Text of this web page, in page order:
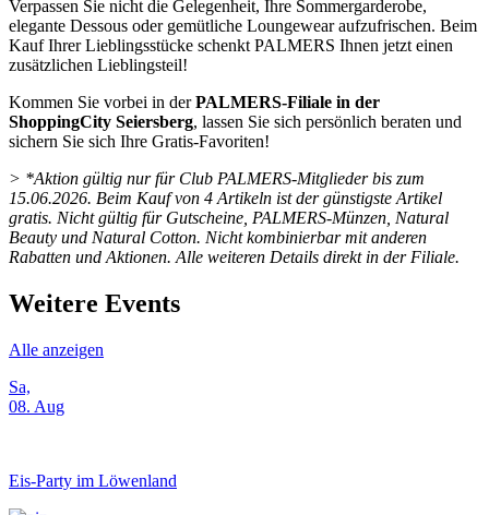
Verpassen Sie nicht die Gelegenheit, Ihre Sommergarderobe,
elegante Dessous oder gemütliche Loungewear aufzufrischen. Beim
Kauf Ihrer Lieblingsstücke schenkt PALMERS Ihnen jetzt einen
zusätzlichen Lieblingsteil!
Kommen Sie vorbei in derPALMERS-Filiale in der
ShoppingCity Seiersberg, lassen Sie sich persönlich beraten und
sichern Sie sich Ihre Gratis-Favoriten!
> *Aktion gültig nur für Club PALMERS-Mitglieder bis zum
15.06.2026. Beim Kauf von 4 Artikeln ist der günstigste Artikel
gratis. Nicht gültig für Gutscheine, PALMERS-Münzen, Natural
Beauty und Natural Cotton. Nicht kombinierbar mit anderen
Rabatten und Aktionen. Alle weiteren Details direkt in der Filiale.
Weitere Events
Alle anzeigen
Sa,
08. Aug
Eis-Party im Löwenland